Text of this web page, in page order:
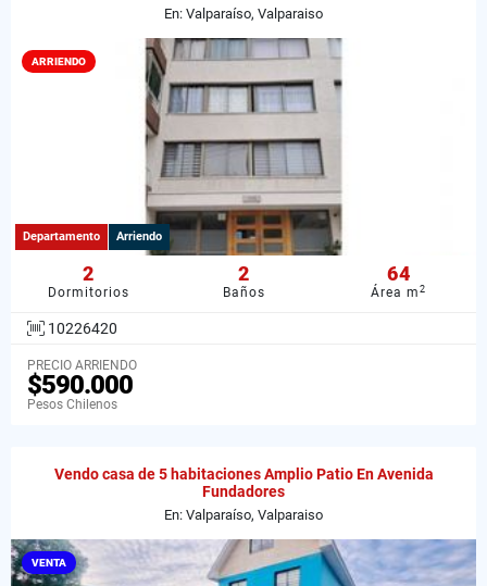
En: Valparaíso, Valparaiso
ARRIENDO
Departamento Arriendo
2
Dormitorios
2
Baños
64
Área m2
10226420
PRECIO ARRIENDO
$590.000
Pesos Chilenos
Vendo casa de 5 habitaciones Amplio Patio En Avenida
Fundadores
En: Valparaíso, Valparaiso
VENTA